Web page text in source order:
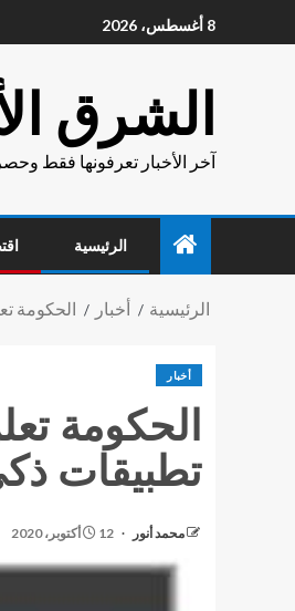
8 أغسطس، 2026
الشرق
آخر الأخبار تعرفونها فقط
الرئيسية
الرئيسية أخبار الحكومة
أخبار
الحكومة
تطبيقات
محمد أنور 12 أكتوبر، 2020